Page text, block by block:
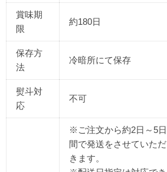
賞味期
限
約180日
保存方
法
冷暗所にて保存
熨斗対
応
不可
※ご注文から約2日～5日
間で発送をさせていただ
きます。